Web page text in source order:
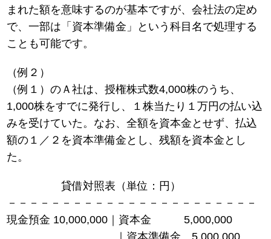
まれた額を意味するのが基本ですが、会社法の定め
で、一部は「資本準備金」という科目名で処理する
ことも可能です。
（例２）
（例１）のＡ社は、授権株式数4,000株のうち、
1,000株をすでに発行し、１株当たり１万円の払い込
みを受けていた。なお、全額を資本金とせず、払込
額の１／２を資本準備金とし、残額を資本金とし
た。
貸借対照表（単位：円）
－－－－－－－－－－－－－－－－－－－－－－－
現金預金 10,000,000｜資本金 5,000,000
｜資本準備金 5,000,000